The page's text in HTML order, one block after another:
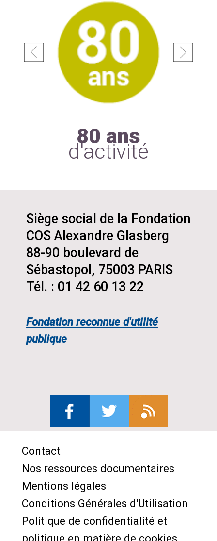
80 ans
d'activité
Siège social de la Fondation
COS Alexandre Glasberg
88-90 boulevard de
Sébastopol, 75003 PARIS
Tél. : 01 42 60 13 22
Fondation reconnue d'utilité
publique
Menu
Pied
de
page
Contact
Nos ressources documentaires
Mentions légales
Conditions Générales d'Utilisation
Politique de confidentialité et
politique en matière de cookies